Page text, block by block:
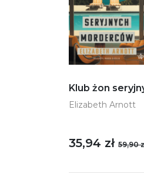
Klub żon
Elizabeth Arnott
35,94 zł 59,90